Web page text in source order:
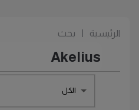
الرئيسية بحث
الكل